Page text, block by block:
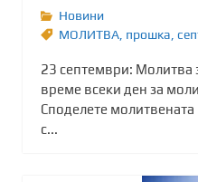
Новини
МОЛИТВА прошка
23 септември: Молитва
време всеки ден за
Споделете
с...